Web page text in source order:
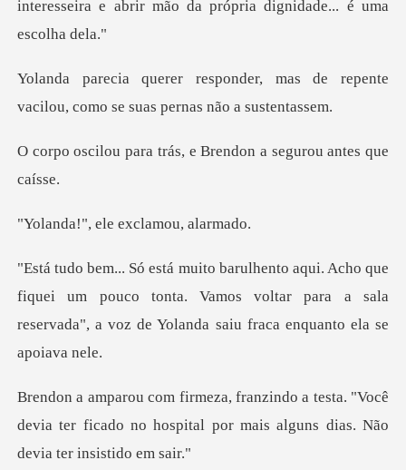
, mas de repente
vacilou, como s
trás, e Brendon a seg
ele exclamou
fiquei um pouco tonta. Vamos voltar para a sala
reservada"
ta. "Você
devia ter ficado no hospital por mai